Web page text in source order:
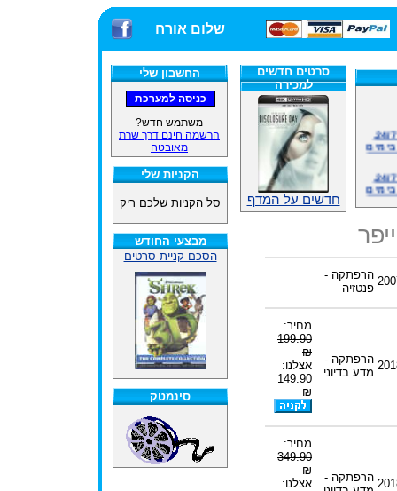
שלום אורח
החשבון שלי
משתמש חדש?
הרשמה חינם דרך שרת
מאובטח
הקניות שלי
סל הקניות שלכם ריק
מבצעי החודש
הסכם קניית סרטים
סינמטק
סרטים חדשים
למכירה
חדשים על המדף
הרפתקה -
פנטזיה
הרפתקה -
מדע בדיוני
מחיר:
199.90
₪
אצלנו:
149.90
₪
הרפתקה -
מחיר:
349.90
₪
אצלנו: